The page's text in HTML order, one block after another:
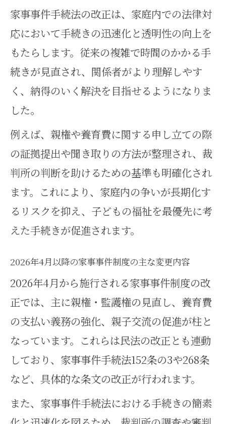
響
2026年家事事件法改正がもたらす
主な制度変更
家事事件手続法改正施行日と適用
対象の詳細
とポイント
家事事件手続法の経過措置や施行
時の注意点
家事事件改正で離婚後の生活はど
う変わるのか
離婚や親権も家事事件の改正で何が変
う変わるのか
親権や養育費の取り扱いの新しい
ポイントを解説
家事事件手続法の改正で親子交流
に影響はある？
家事事件改正により親権変更の手
続きは変わるか
家事事件手続法の改正は、家庭内での法律対
応において手続きの迅速化と透明性の向上を
もたらします。従来の複雑で時間のかかる手
続きが見直され、関係者がより理解しやす
く、納得のいく解決を目指せるようになりま
した。
例えば、親権や養育費に関する申し立ての際
の証拠提出や聞き取りの方法が整理され、裁
判所の判断を助けるための基準も明確化され
ます。これにより、家庭内の争いが長期化す
るリスクを抑え、子どもの福祉を最優先に考
えた手続きが促進されます。
2026年4月以降の家事事件制度の主な変更内容
2026年4月から施行される家事事件制度の改
正では、主に親権・監護権の見直し、養育費
の支払い義務の強化、親子交流の促進が柱と
なっています。これらは民法の改正とも連動
しており、家事事件手続法152条の3や268条
など、具体的な条文の改正が行われます。
また、家事事件手続法における手続きの簡素